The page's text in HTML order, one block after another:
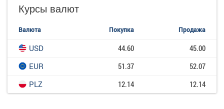
Курсы валют
Валюта Покупка Продажа
USD 44.60
45.00
EUR
51.37
52.07
PLZ
12.14 12.14